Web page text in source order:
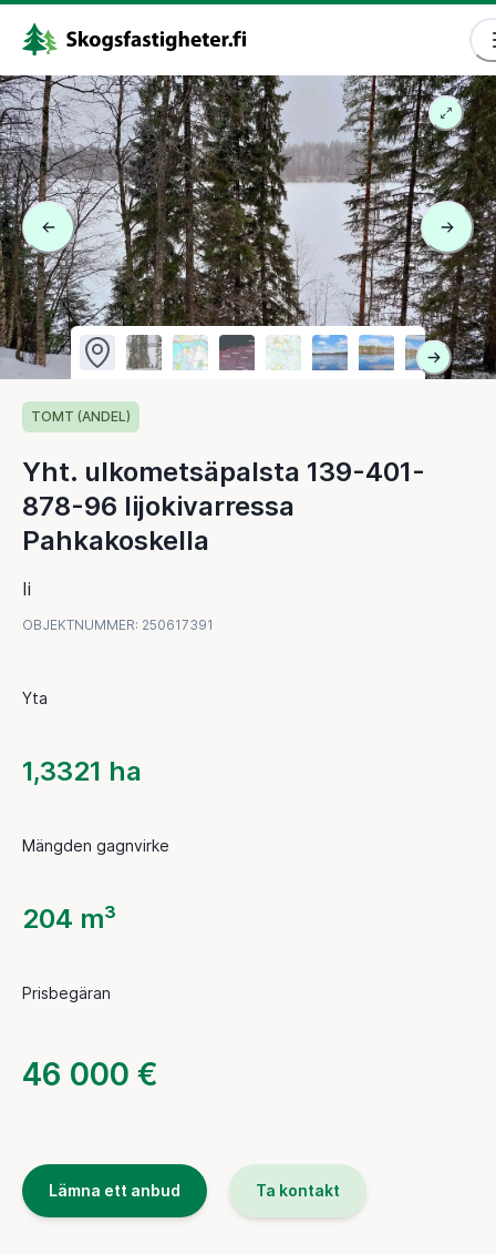
TOMT (ANDEL)
Yht. ulkometsäpalsta 139-401-
878-96 Iijokivarressa
Pahkakoskella
Ii
OBJEKTNUMMER: 250617391
Yta
1,3321 ha
Mängden gagnvirke
204 m³
Prisbegäran
46 000 €
Lämna ett anbud Ta kontakt